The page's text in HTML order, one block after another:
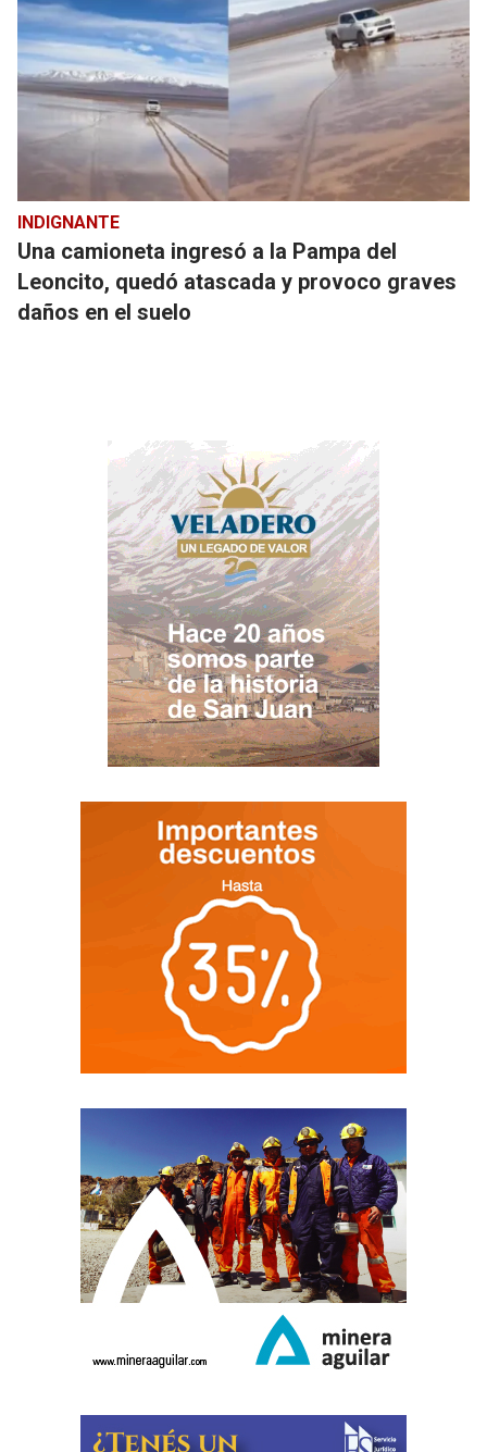
INDIGNANTE
Una camioneta ingresó a la Pampa del
Leoncito, quedó atascada y provoco graves
daños en el suelo